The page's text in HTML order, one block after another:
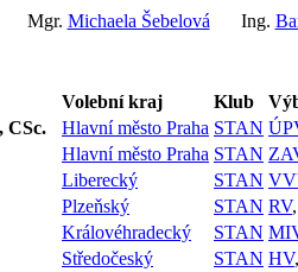
Mgr. Michaela Šebelová Ing.
Volební kraj Klub
, CSc. Hlavní město Praha STAN
Hlavní město Praha STAN
Liberecký STAN
Plzeňský STAN RV
Královéhradecký STAN
Středočeský STAN HV